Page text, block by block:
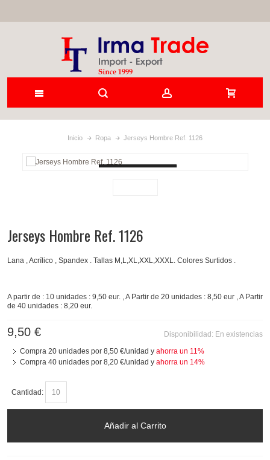
Inicio Ropa Jerseys Hombre Ref. 1126
Jerseys Hombre Ref. 1126
Lana , Acrílico , Spandex . Tallas M,L,XL,XXL,XXXL. Colores Surtidos .
A partir de : 10 unidades : 9,50 eur. , A Partir de 20 unidades : 8,50 eur , A Partir
de 40 unidades : 8,20 eur.
Disponibilidad: En existencias
9,50 €
Compra 20 unidades por 8,50 €/unidad y ahorra un 11 %
Compra 40 unidades por 8,20 €/unidad y ahorra un 14%
Cantidad:
Añadir al Carrito